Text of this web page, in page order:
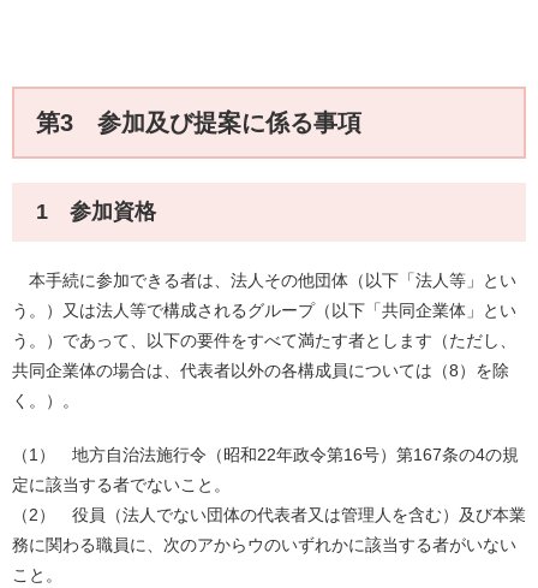
第3 参加及び提案に係る事項
1 参加資格
本手続に参加できる者は、法人その他団体（以下「法人等」とい
う。）又は法人等で構成されるグループ（以下「共同企業体」とい
う。）であって、以下の要件をすべて満たす者とします（ただし、
共同企業体の場合は、代表者以外の各構成員については（8）を除
く。）。
（1） 地方自治法施行令（昭和22年政令第16号）第167条の4の規
定に該当する者でないこと。
（2） 役員（法人でない団体の代表者又は管理人を含む）及び本業
務に関わる職員に、次のアからウのいずれかに該当する者がいない
こと。